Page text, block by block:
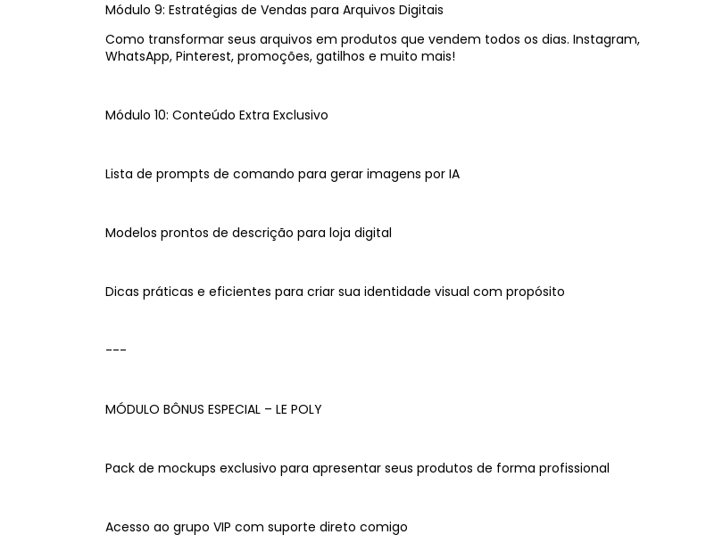
Módulo 9: Estratégias de Vendas para Arquivos Digitais
Como transformar seus arquivos em produtos que vendem todos os dias. Instagram,
WhatsApp, Pinterest, promoções, gatilhos e muito mais!
Módulo 10: Conteúdo Extra Exclusivo
Lista de prompts de comando para gerar imagens por IA
Modelos prontos de descrição para loja digital
Dicas práticas e eficientes para criar sua identidade visual com propósito
---
MÓDULO BÔNUS ESPECIAL – LE POLY
Pack de mockups exclusivo para apresentar seus produtos de forma profissional
Acesso ao grupo VIP com suporte direto comigo